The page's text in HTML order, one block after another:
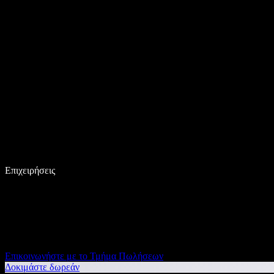
Επιχειρήσεις
Επικοινωνήστε με το Τμήμα Πωλήσεων
Δοκιμάστε δωρεάν